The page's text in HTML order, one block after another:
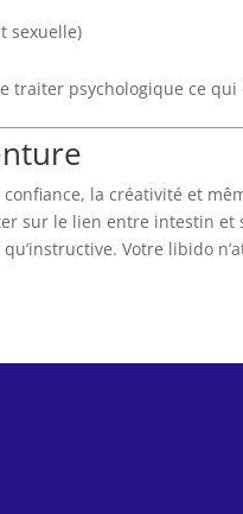
sexuelle)
traiter psychologique ce
la créativité et
sur le lien entre intestin
Votre libido